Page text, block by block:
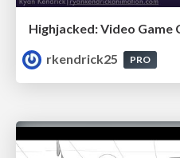
Highjacked: Video Game
rkendrick25
PRO